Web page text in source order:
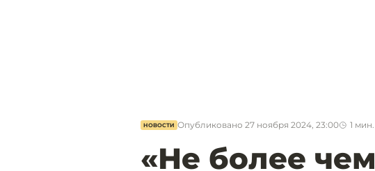
НОВОСТИ Опубликовано 27 ноября 2024, 23:00 1 мин.
«Не более чем